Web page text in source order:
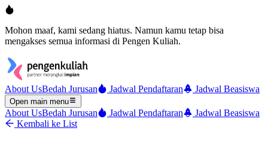
Mohon maaf, kami sedang hiatus. Namun kamu tetap bisa
mengakses semua informasi di Pengen Kuliah.
About UsBedah Jurusan Jadwal Pendaftaran Jadwal Beasiswa
Open main menu
About UsBedah Jurusan Jadwal Pendaftaran
Jadwal Beasiswa
Kembali ke List